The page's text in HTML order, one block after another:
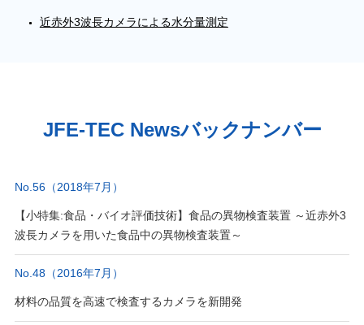
近赤外3波長カメラによる水分量測定
JFE-TEC Newsバックナンバー
No.56（2018年7月）
【小特集:食品・バイオ評価技術】食品の異物検査装置 ～近赤外3
波長カメラを用いた食品中の異物検査装置～
No.48（2016年7月）
材料の品質を高速で検査するカメラを新開発